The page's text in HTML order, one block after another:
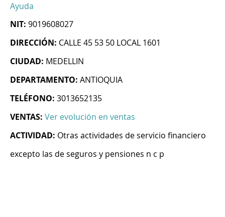
Ayuda
NIT: 9019608027
DIRECCIÓN: CALLE 45 53 50 LOCAL 1601
CIUDAD: MEDELLIN
DEPARTAMENTO: ANTIOQUIA
TELÉFONO: 3013652135
VENTAS: Ver evolución en ventas
ACTIVIDAD: Otras actividades de servicio financiero
excepto las de seguros y pensiones n c p